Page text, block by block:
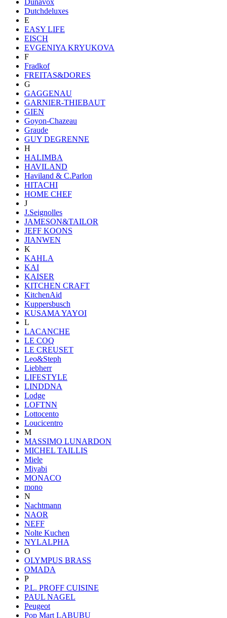
Dutchdeluxes
E
EASY LIFE
EISCH
EVGENIYA KRYUKOVA
F
Fradkof
FREITAS&DORES
G
GAGGENAU
GARNIER-THIEBAUT
GIEN
Goyon-Chazeau
Graude
GUY DEGRENNE
H
HALIMBA
HAVILAND
Haviland & C.Parlon
HITACHI
HOME CHEF
J
J.Seignolles
JAMESON&TAILOR
JEFF KOONS
JIANWEN
K
KAHLA
KAI
KAISER
KITCHEN CRAFT
KitchenAid
Kuppersbusch
KUSAMA YAYOI
L
LACANCHE
LE COQ
LE CREUSET
Leo&Steph
Liebherr
LIFESTYLE
LINDDNA
Lodge
LOFTNN
Lottocento
Loucicentro
M
MASSIMO LUNARDON
MICHEL TAILLIS
Miele
Miyabi
MONACO
mono
N
Nachtmann
NAOR
NEFF
Nolte Kuchen
NYLALPHA
O
OLYMPUS BRASS
OMADA
P
P.L. PROFF CUISINE
PAUL NAGEL
Peugeot
Pop Mart LABUBU